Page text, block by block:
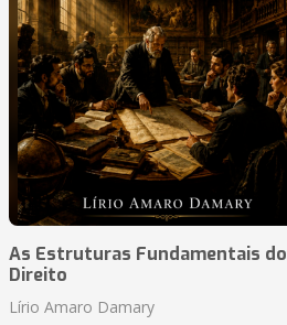
As Estruturas Fundamentais do
Direito
Lírio Amaro Damary